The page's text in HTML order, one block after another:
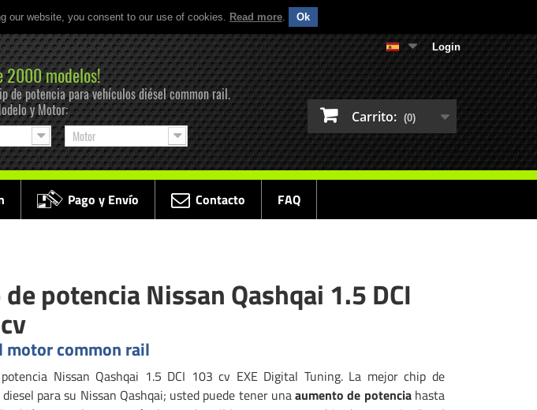
our website, you consent to our use of cookies. Read more. Ok
Login
Carrito: (0)
2000 modelos!
de potencia para vehículos diésel common rail.
y Motor:
Motor
Pago y Envío Contacto FAQ
de potencia Nissan Qashqai 1.5 DCI
motor common rail
Nissan Qashqai 1.5 DCI 103 cv EXE Digital Tuning. La mejor chip de
para su Nissan Qashqai; usted puede tener unaaumento de potenciahasta